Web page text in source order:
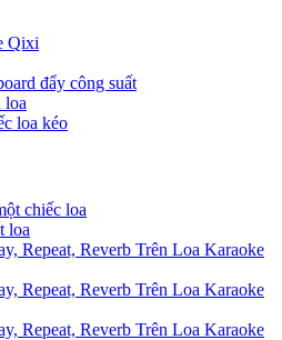
Qixi
đẩy công suất
loa
loa kéo
chiếc loa
loa
Repeat, Reverb Trên Loa Karaoke
Repeat, Reverb Trên Loa Karaoke
Repeat, Reverb Trên Loa Karaoke